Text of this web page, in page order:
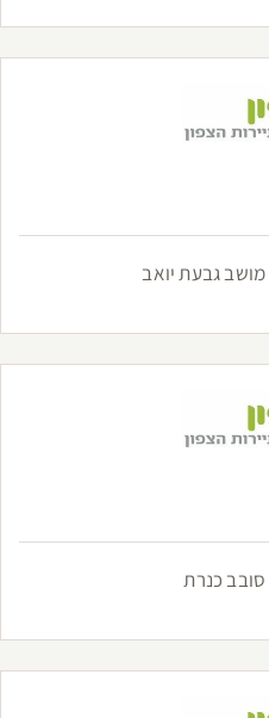
מושב גבעת יואב
סובב כנרת